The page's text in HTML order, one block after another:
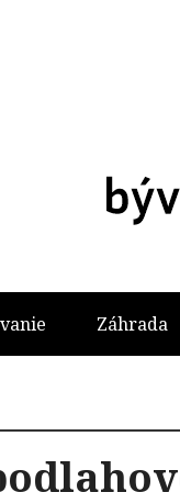
Záhrada